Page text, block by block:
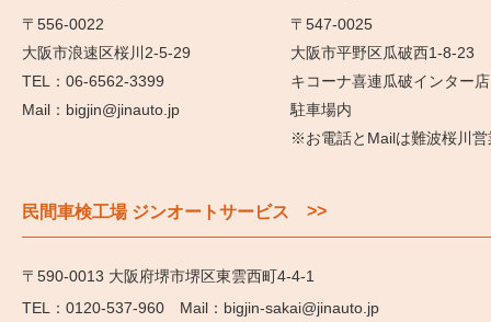
〒556-0022
大阪市浪速区桜川2-5-29
06-6562-3399
bigjin@jinauto.jp
〒547-0025
大阪市平野区瓜破西1-8-23
キコーナ喜連瓜破インター店
駐車場内
※お電話とMailは難波桜川営
民間車検工場 ジンオートサービス >>
〒590-0013 大阪府堺市堺区東雲西町4-4-1
0120-537-960
bigjin-sakai@jinauto.jp